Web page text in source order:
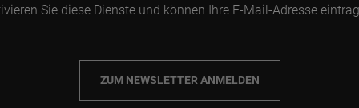
Sie diese Dienste und können Ihre E-Mail-Adresse
ZUM NEWSLETTER ANMELDEN